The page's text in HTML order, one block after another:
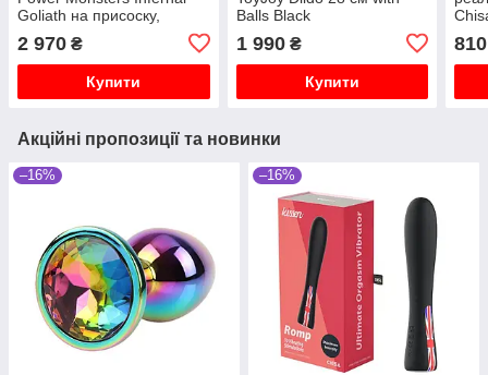
Goliath на присоску,
2 970 ₴
Купити
Balls Black
1 990₴
Купити
810
Акційні пропозиції та новинки
–16% –16%